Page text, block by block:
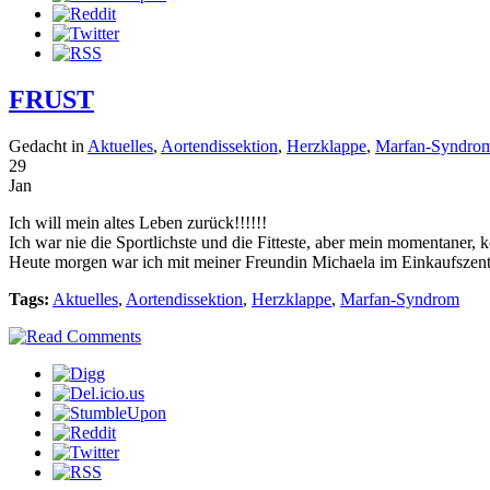
FRUST
Gedacht in Aktuelles, Aortendissektion, Herzklappe, Marfan-
29
Jan
Ich will mein altes Leben zurück!!!!!!
Ich war nie die Sportlichste und die Fitteste, aber mein
Heute morgen war ich mit meiner Freundin Michaela im
Tags: Aktuelles, Aortendissektion, Herzklappe, Marfan-Syndrom